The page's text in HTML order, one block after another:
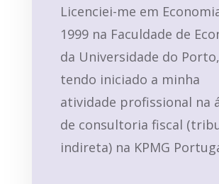
Licenciei-me em
1999 na Faculdade de
da Universidade do Porto,
tendo iniciado a minha
atividade profissional na
de consultoria fiscal
indireta) na KPMG